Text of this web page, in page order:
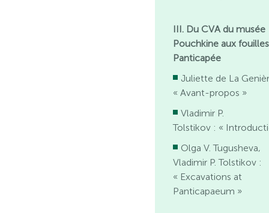
III. Du CVA du musée
Pouchkine aux
Panticapée
Juliette de La
« Avant-propos »
Vladimir P.
Tolstikov : «
Olga V. Tugusheva,
Vladimir P. Tolstikov :
« Excavations at
Panticapaeum »